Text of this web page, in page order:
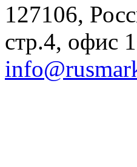
127106,
стр.4, офис